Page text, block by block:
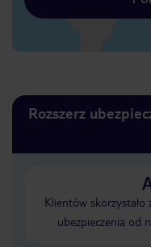
Rozszerz
Klientów
ubezpieczenia od